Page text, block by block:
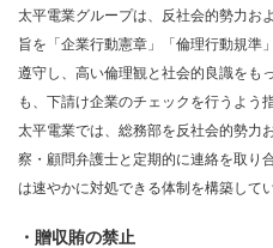
太平電業グループは、反社会的勢力お
旨を「企業行動憲章」「倫理行動規準
遵守し、高い倫理観と社会的良識をも
も、下請け企業のチェックを行うよう
太平電業では、総務部を反社会的勢力
察・顧問弁護士と定期的に連絡を取り
は速やかに対処できる体制を構築してい
・贈収賄の禁止